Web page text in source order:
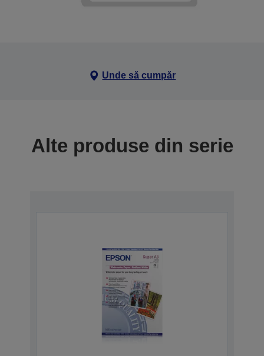
Unde să cumpăr
Alte produse din serie